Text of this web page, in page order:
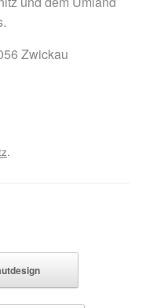
Zwickau
.